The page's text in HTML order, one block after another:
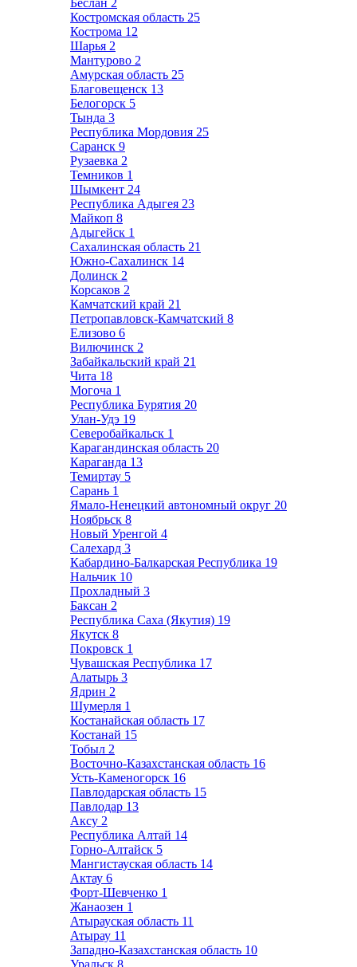
Беслан 2
Костромская область 25
Кострома 12
Шарья 2
Мантурово 2
Амурская область 25
Благовещенск 13
Белогорск 5
Тында 3
Республика Мордовия 25
Саранск 9
Рузаевка 2
Темников 1
Шымкент 24
Республика Адыгея 23
Майкоп 8
Адыгейск 1
Сахалинская область 21
Южно-Сахалинск 14
Долинск 2
Корсаков 2
Камчатский край 21
Петропавловск-Камчатский 8
Елизово 6
Вилючинск 2
Забайкальский край 21
Чита 18
Могоча 1
Республика Бурятия 20
Улан-Удэ 19
Северобайкальск 1
Карагандинская область 20
Караганда 13
Темиртау 5
Сарань 1
Ямало-Ненецкий автономный округ 20
Ноябрьск 8
Новый Уренгой 4
Салехард 3
Кабардино-Балкарская Республика 19
Нальчик 10
Прохладный 3
Баксан 2
Республика Саха (Якутия) 19
Якутск 8
Покровск 1
Чувашская Республика 17
Алатырь 3
Ядрин 2
Шумерля 1
Костанайская область 17
Костанай 15
Тобыл 2
Восточно-Казахстанская область 16
Усть-Каменогорск 16
Павлодарская область 15
Павлодар 13
Аксу 2
Республика Алтай 14
Горно-Алтайск 5
Мангистауская область 14
Актау 6
Форт-Шевченко 1
Жанаозен 1
Атырауская область 11
Атырау 11
Западно-Казахстанская область 10
Уральск 8